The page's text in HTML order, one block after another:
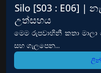
Silo [S03 : E06] |
උත්සහය
මෙම රුපවාහිනී කතා
සහ ගැලපෙන...